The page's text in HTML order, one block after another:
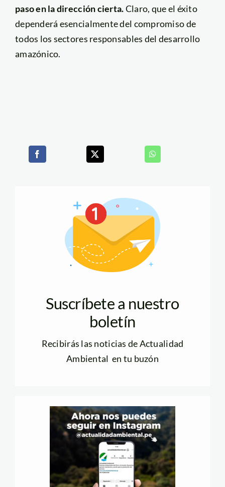
paso en la dirección cierta.Claro, que el éxito
dependerá esencialmente del compromiso de
todos los sectores responsables del desarrollo
amazónico.
Suscríbete a nuestro
boletín
Recibirás las noticias de Actualidad
Ambiental en tu buzón